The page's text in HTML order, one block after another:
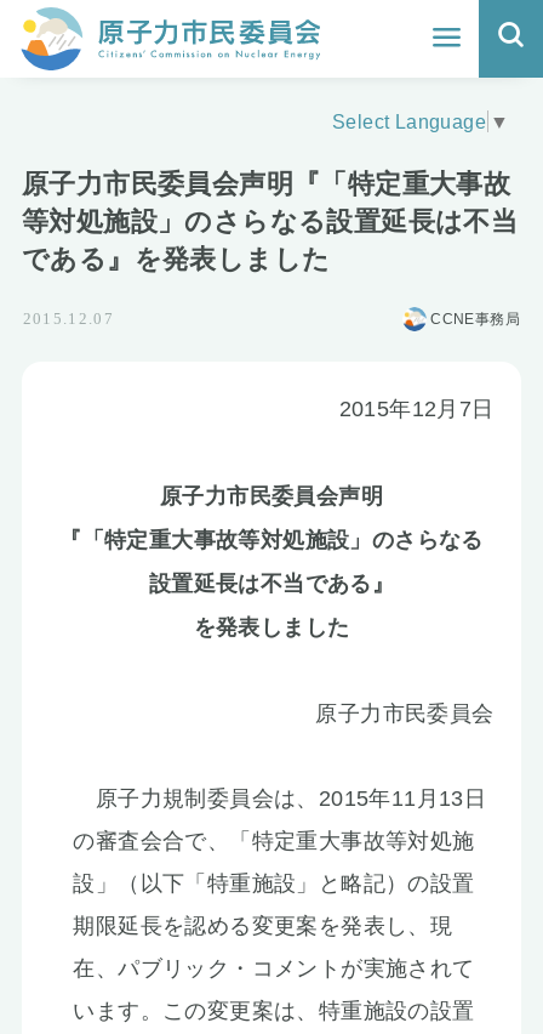
ホーム
地震と原発の安全性
核のごみの行方と課題
活動報告
お知らせ
Select Language ▼
原子力市民委員会声明『「特定重大事故
等対処施設」のさらなる設置延長は不当
である』を発表しました
2015.12.07 CCNE事務局
2015年12月7日
原子力市民委員会声明
『「特定重大事故等対処施設」のさらなる
設置延長は不当である』
を発表しました
原子力市民委員会
原子力規制委員会は、2015年11月13日
の審査会合で、「特定重大事故等対処施
設」（以下「特重施設」と略記）の設置
期限延長を認める変更案を発表し、現
在、パブリック・コメントが実施されて
います。この変更案は、特重施設の設置